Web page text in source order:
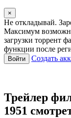
×
Не откладывай.
Максимум
загрузки торрент
функции после
Войти Создать
Трейлер
1951